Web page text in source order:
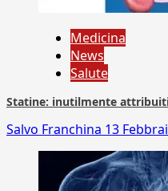
Medicina
News
Salute
Statine: inutilmente
Salvo Franchina 13